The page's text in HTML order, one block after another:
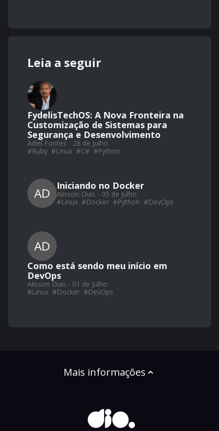
Leia a seguir
FydelisTechOS: A Nova Fronteira na
Customização de Sistemas para
Segurança e Desenvolvimento
Adiel Fontes - 28 de Julho
#Ruby #Linux #C# #Python
AD Iniciando no Docker
Alisson Dias - 05 de Julho
#Linux #Docker #Python #DevOps
AD
Como está sendo meu início em
DevOps
Alisson Dias - 01 de Julho
#Linux #Docker #DevOps
Mais informações